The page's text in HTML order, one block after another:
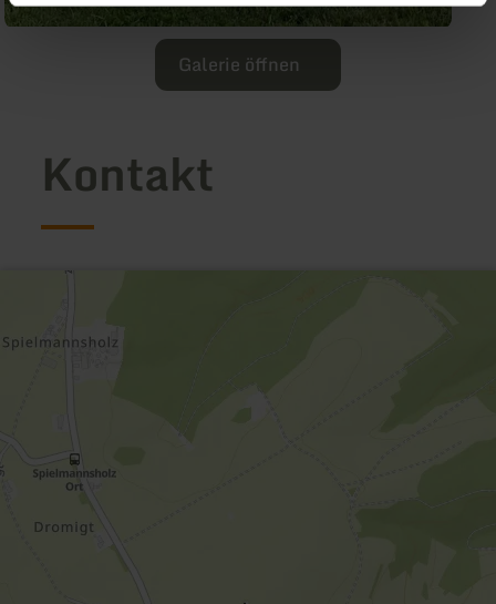
Galerie öffnen
Kontakt